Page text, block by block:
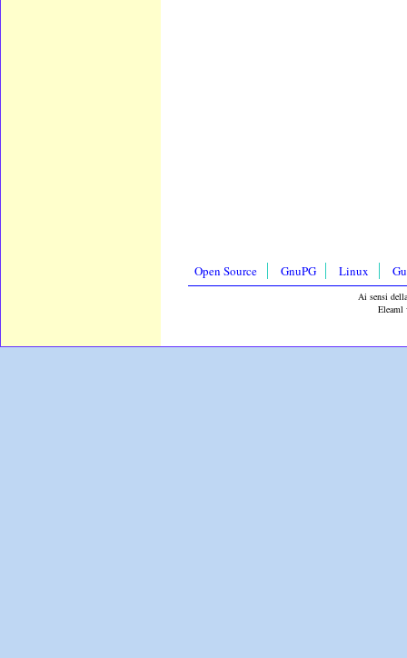
Open Source GnuPG Linux
Ai sensi
Eleaml